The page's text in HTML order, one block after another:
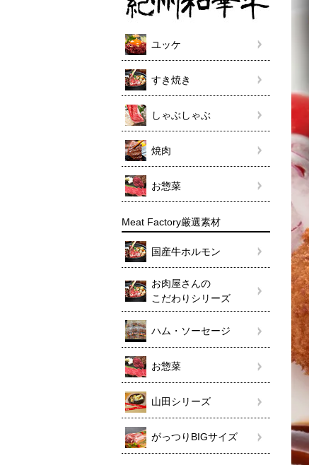
ユッケ
すき焼き
しゃぶしゃぶ
焼肉
お惣菜
Meat Factory厳選素材
国産牛ホルモン
お肉屋さんの
こだわりシリーズ
ハム・ソーセージ
お惣菜
山田シリーズ
がっつりBIGサイズ